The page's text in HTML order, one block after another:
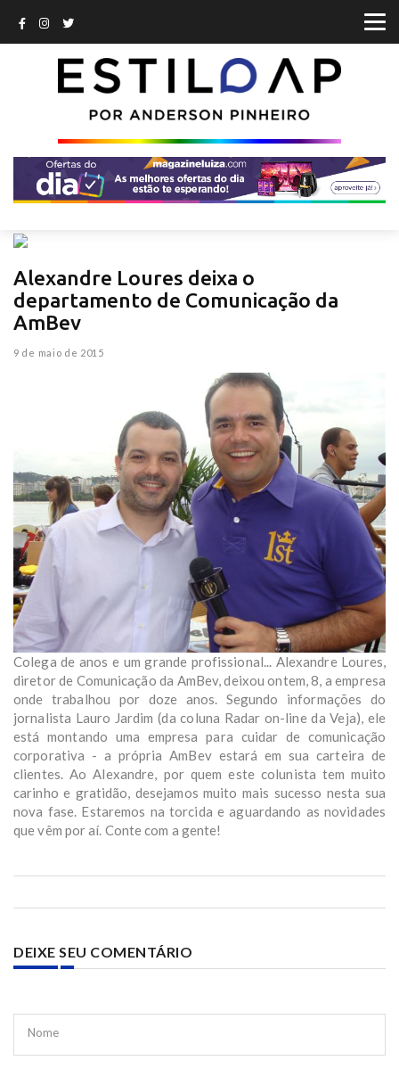
Alexandre Loures deixa o
departamento de Comunicação da
AmBev
9 de maio de 2015
Colega de anos e um grande profissional... Alexandre Loures,
diretor de Comunicação da AmBev, deixou ontem, 8, a empresa
onde trabalhou por doze anos. Segundo informações do
jornalista Lauro Jardim (da coluna Radar on-line da Veja), ele
está montando uma empresa para cuidar de comunicação
corporativa - a própria AmBev estará em sua carteira de
clientes. Ao Alexandre, por quem este colunista tem muito
carinho e gratidão, desejamos muito mais sucesso nesta sua
nova fase. Estaremos na torcida e aguardando as novidades
que vêm por aí. Conte com a gente!
DEIXE SEU COMENTÁRIO
Nome